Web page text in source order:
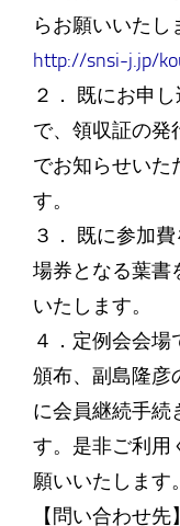
らお願いいたし
http://snsi-j.jp/
２． 既にお申
で、領収証の発
でお知らせいた
す。
３． 既に参加
場券となる葉書
いたします。
４．定例会会
頒布、副島隆彦
に会員継続手続
す。是非ご利用
願いいたします。
【問い合わせ先】